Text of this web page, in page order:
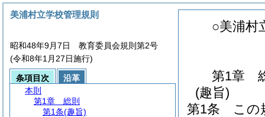
○美浦村
第1章
(趣旨)
第1条
この
美浦村立学校管理規則
昭和48年9月7日 教育委員会規則第2号
(令和8年1月27日施行)
条項目次
沿革
本則
第1章
総則
第1条(趣旨)